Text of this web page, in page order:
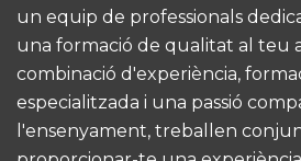
un equip de professionals
una formació de qualitat al teu
combinació d'experiència,
especialitzada i una passió
l'ensenyament, treballen